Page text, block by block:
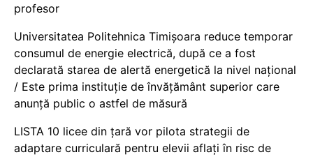
profesor
Universitatea Politehnica Timișoara reduce temporar
consumul de energie electrică, după ce a fost
declarată starea de alertă energetică la nivel național
/ Este prima instituție de învățământ superior care
anunță public o astfel de măsură
LISTA 10 licee din țară vor pilota strategii de
adaptare curriculară pentru elevii aflați în risc de